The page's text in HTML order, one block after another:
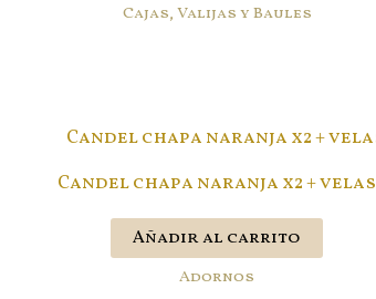
Cajas, Valijas y Baules
Candel chapa naranja x2 + velas
Añadir al carrito
Adornos